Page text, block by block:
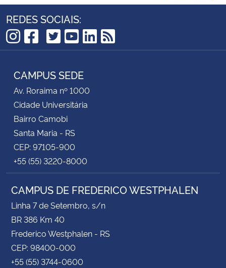
REDES SOCIAIS:
Instagram
Facebook
TikTok
Twitter
YouTube
LinkedIn
RSS
CAMPUS SEDE
Av. Roraima nº 1000
Cidade Universitária
Bairro Camobi
Santa Maria - RS
CEP: 97105-900
+55 (55) 3220-8000
CAMPUS DE FREDERICO WESTPHALEN
Linha 7 de Setembro, s/n
BR 386 Km 40
Frederico Westphalen - RS
CEP: 98400-000
+55 (55) 3744-0600